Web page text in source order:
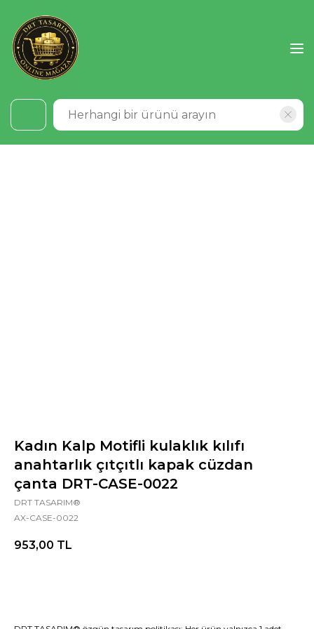
Kadın Kalp Motifli kulaklık kılıfı
anahtarlık çıtçıtlı kapak cüzdan
çanta DRT-CASE-0022
DRT TASARIM®
AX-CASE-0022
953,00 TL